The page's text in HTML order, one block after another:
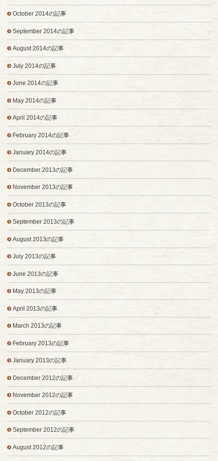
October 2014の記事
September 2014の記事
August 2014の記事
July 2014の記事
June 2014の記事
May 2014の記事
April 2014の記事
February 2014の記事
January 2014の記事
December 2013の記事
November 2013の記事
October 2013の記事
September 2013の記事
August 2013の記事
July 2013の記事
June 2013の記事
May 2013の記事
April 2013の記事
March 2013の記事
February 2013の記事
January 2013の記事
December 2012の記事
November 2012の記事
October 2012の記事
September 2012の記事
August 2012の記事